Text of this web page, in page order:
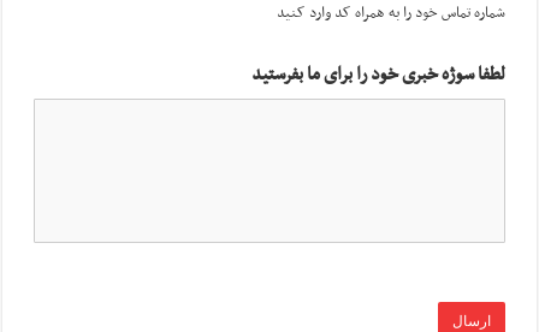
شماره تماس خود را به همراه کد وارد کنید
لطفا سوژه خبری خود را برای ما بفرستید